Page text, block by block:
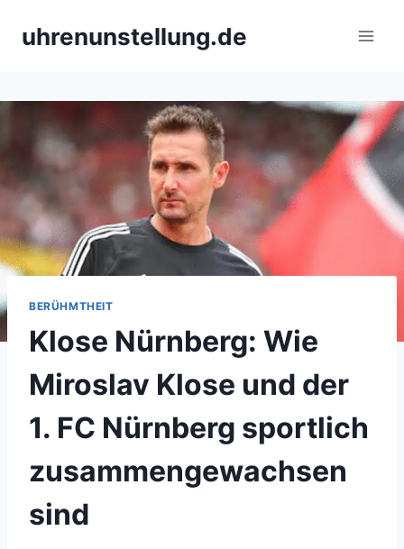
uhrenunstellung.de
BERÜHMTHEIT
Klose Nürnberg: Wie
Miroslav Klose und der
1. FC Nürnberg sportlich
zusammengewachsen
sind